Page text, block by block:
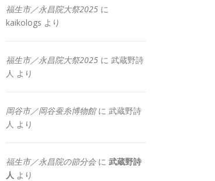
福生市／永昌院大祭2025 に
kaikologs より
福生市／永昌院大祭2025 に 武蔵野詩
人 より
岡谷市／岡谷蚕糸博物館に 武蔵野詩
人 より
福生市／永昌院の節分会に 武蔵野詩
人 より